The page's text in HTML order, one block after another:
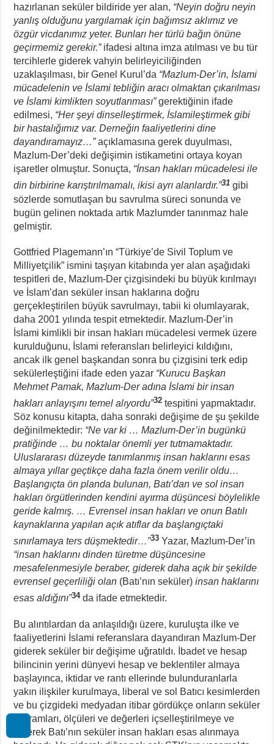
hazırlanan seküler bildiride yer alan, “Neyin doğru neyin
yanlış olduğunu yargılamak için bağımsız aklımız ve
özgür vicdanımız yeter. Bunları her türlü bağın önüne
geçirmemiz gerekir.”ifadesi altına imza atılması ve bu tür
tercihlerle giderek vahyin belirleyiciliğinden
uzaklaşılması, bir Genel Kurul’da “Mazlum-Der’in, İslami
mücadelenin ve İslami tebliğin aracı olmaktan çıkarılması
ve İslami kimlikten soyutlanması”gerektiğinin ifade
edilmesi, “Her şeyi dinselleştirmek, İslamileştirmek gibi
bir hastalığımız var. Derneğin faaliyetlerini dine
dayandıramayız…”açıklamasına gerek duyulması,
Mazlum-Der’deki değişimin istikametini ortaya koyan
işaretler olmuştur. Sonuçta, “İnsan hakları mücadelesi ile
din birbirine karıştırılmamalı, ikisi ayrı alanlardır.”31 gibi
sözlerde somutlaşan bu savrulma süreci sonunda ve
bugün gelinen noktada artık Mazlumder tanınmaz hale
gelmiştir.
Gottfried Plagemann’ın “Türkiye’de Sivil Toplum ve
Milliyetçilik” ismini taşıyan kitabında yer alan aşağıdaki
tespitleri de, Mazlum-Der çizgisindeki bu büyük kırılmayı
ve İslam’dan seküler insan haklarına doğru
gerçekleştirilen büyük savrulmayı, tabii ki olumlayarak,
daha 2001 yılında tespit etmektedir. Mazlum-Der’in
İslami kimlikli bir insan hakları mücadelesi vermek üzere
kurulduğunu, İslami referansları belirleyici kıldığını,
ancak ilk genel başkandan sonra bu çizgisini terk edip
sekülerleştiğini ifade eden yazar “Kurucu Başkan
Mehmet Pamak, Mazlum-Der adına İslami bir insan
hakları anlayışını temel alıyordu”32 tespitini yapmaktadır.
Söz konusu kitapta, daha sonraki değişime de şu şekilde
değinilmektedir: “Ne var ki … Mazlum-Der’in bugünkü
pratiğinde … bu noktalar önemli yer tutmamaktadır.
Uluslararası düzeyde tanımlanmış insan haklarını esas
almaya yıllar geçtikçe daha fazla önem verilir oldu…
Başlangıçta ön planda bulunan, Batı’dan ve sol insan
hakları örgütlerinden kendini ayırma düşüncesi böylelikle
geride kalmış. … Evrensel insan hakları ve onun Batılı
kaynaklarına yapılan açık atıflar da başlangıçtaki
sınırlamaya ters düşmektedir…”33 Yazar, Mazlum-Der’in
“insan haklarını dinden türetme düşüncesine
mesafelenmesiyle beraber, giderek daha açık bir şekilde
evrensel geçerliliği olan (Batı’nın seküler)insan haklarını
esas aldığını”34da ifade etmektedir.
Bu alıntılardan da anlaşıldığı üzere, kuruluşta ilke ve
faaliyetlerini İslami referanslara dayandıran Mazlum-Der
giderek seküler bir değişime uğratıldı. İbadet ve hesap
bilincinin yerini dünyevi hesap ve beklentiler almaya
başlayınca, iktidar ve rantı ellerinde bulunduranlarla
yakın ilişkiler kurulmaya, liberal ve sol Batıcı kesimlerden
ve bu çizgideki medyadan itibar gördükçe onların seküler
kavramları, ölçüleri ve değerleri içselleştirilmeye ve
giderek Batı’nın seküler insan hakları esas alınmaya